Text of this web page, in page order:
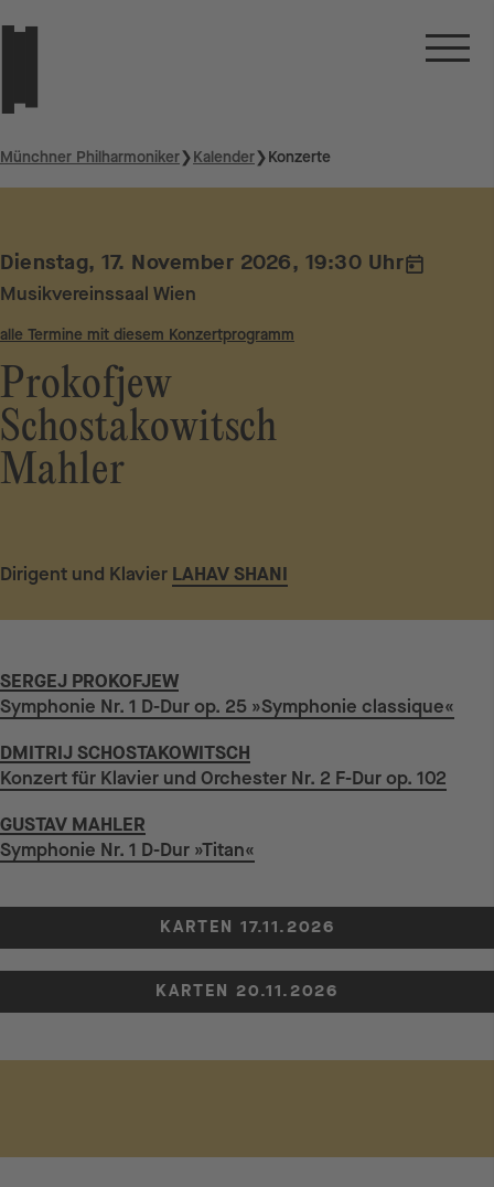
Münchner Philharmoniker❯Kalender❯Konzerte
Prokofjew
Schostakowitsch
Mahler
Dienstag, 17. November 2026, 19:30 Uhr
Musikvereinssaal Wien
alle Termine mit diesem Konzertprogramm
Dirigent und Klavier LAHAV SHANI
SERGEJ PROKOFJEW
Symphonie Nr. 1 D-Dur op. 25 »Symphonie classique«
DMITRIJ SCHOSTAKOWITSCH
Konzert für Klavier und Orchester Nr. 2 F-Dur op. 102
GUSTAV MAHLER
Symphonie Nr. 1 D-Dur »Titan«
KARTEN 17.11.2026
KARTEN 20.11.2026